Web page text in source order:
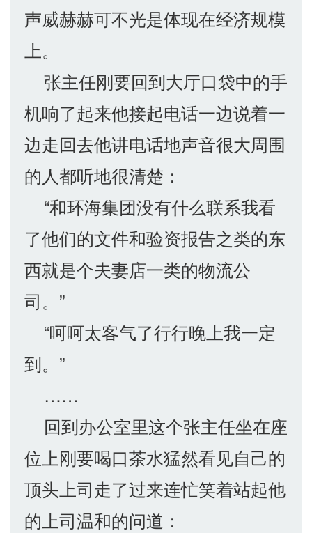
声威赫赫可不光是体现在经济规模
上。
张主任刚要回到大厅口袋中的手
机响了起来他接起电话一边说着一
边走回去他讲电话地声音很大周围
的人都听地很清楚：
“和环海集团没有什么联系我看
了他们的文件和验资报告之类的东
西就是个夫妻店一类的物流公
司。”
“呵呵太客气了行行晚上我一定
到。”
……
回到办公室里这个张主任坐在座
位上刚要喝口茶水猛然看见自己的
顶头上司走了过来连忙笑着站起他
的上司温和的问道：